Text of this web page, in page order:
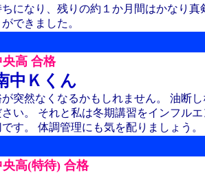
になり、残りの約１か月間はかなり真
できました。
高 合格
中Ｋくん
突然なくなるかもしれません。 油断
い。 それと私は冬期講習をインフル
す。 体調管理にも気を配りましょう。
高(特待) 合格